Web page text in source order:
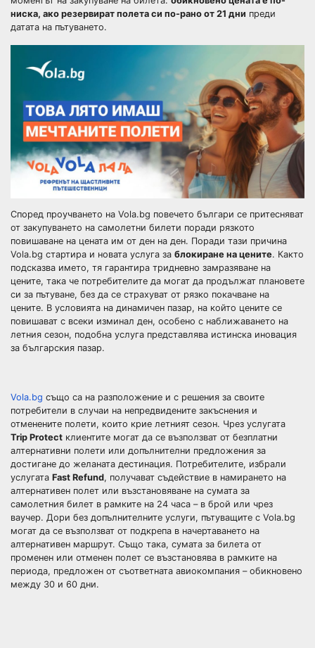
ниска, ако резервират полета си по-рано от 21 дни преди
датата на пътуването.
Според проучването на Vola.bg повечето българи се притесняват
от закупуването на самолетни билети поради рязкото
повишаване на цената им от ден на ден. Поради тази причина
Vola.bg стартира и новата услуга за блокиране на цените. Както
подсказва името, тя гарантира тридневно замразяване на
цените, така че потребителите да могат да продължат плановете
си за пътуване, без да се страхуват от рязко покачване на
цените. В условията на динамичен пазар, на който цените се
повишават с всеки изминал ден, особено с наближаването на
летния сезон, подобна услуга представлява истинска иновация
за българския пазар.
Vola.bg също са на разположение и с решения за своите
потребители в случаи на непредвидените закъснения и
отменените полети, които крие летният сезон. Чрез услугата
Trip Protect клиентите могат да се възползват от безплатни
алтернативни полети или допълнителни предложения за
достигане до желаната дестинация. Потребителите, избрали
услугата Fast Refund, получават съдействие в намирането на
алтернативен полет или възстановяване на сумата за
самолетния билет в рамките на 24 часа – в брой или чрез
ваучер. Дори без допълнителните услуги, пътуващите с Vola.bg
могат да се възползват от подкрепа в начертаването на
алтернативен маршрут. Също така, сумата за билета от
променен или отменен полет се възстановява в рамките на
периода, предложен от съответната авиокомпания – обикновено
между 30 и 60 дни.